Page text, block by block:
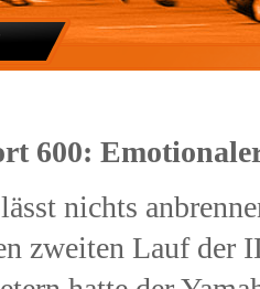
600:
nichts
zweiten Lauf der